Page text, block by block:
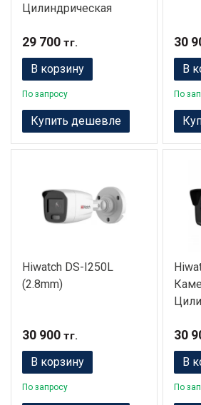
Цилиндрическая
29 700 тг.
В корзину
По запросу
Купить дешевле
30
В
По
Hiwatch DS-I250L
(2.8mm)
30 900 тг.
В корзину
По запросу
30
В
По